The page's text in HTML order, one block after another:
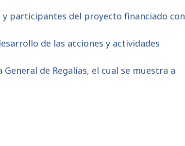
participantes del proyecto financiado con
de las acciones y actividades
de Regalías, el cual se muestra a